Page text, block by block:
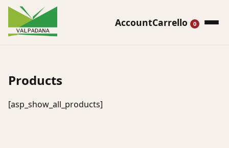
AccountCarrello 0
Products
[asp_show_all_products]